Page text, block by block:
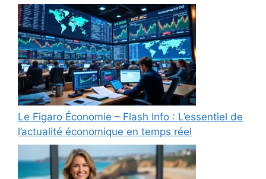
Le Figaro Économie – Flash Info : L’essentiel de
l’actualité économique en temps réel